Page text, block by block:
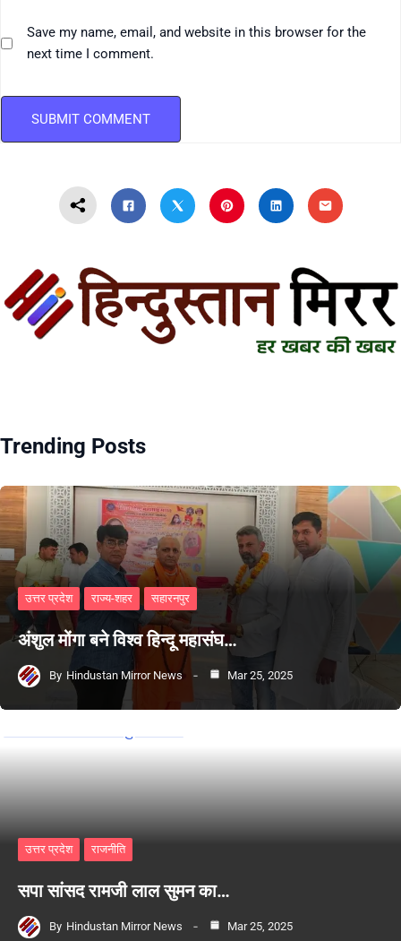
Save my name, email, and website in this browser for the
next time I comment.
Trending Posts
उत्तर प्रदेश राज्य-शहर सहारनपुर
अंशुल मोंगा बने विश्व हिन्दू महासंघ…
By Hindustan Mirror News Mar 25, 2025
उत्तर प्रदेश राजनीति
सपा सांसद रामजी लाल सुमन का…
By Hindustan Mirror News Mar 25, 2025